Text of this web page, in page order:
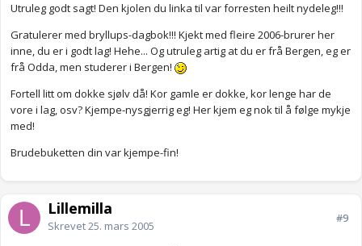
Utruleg godt sagt! Den kjolen du linka til var forresten heilt nydeleg!!!
Gratulerer med bryllups-dagbok!!! Kjekt med fleire 2006-brurer her
inne, du er i godt lag! Hehe... Og utruleg artig at du er frå Bergen, eg er
frå Odda, men studerer i Bergen!
Fortell litt om dokke sjølv då! Kor gamle er dokke, kor lenge har de
vore i lag, osv? Kjempe-nysgjerrig eg! Her kjem eg nok til å følge mykje
med!
Brudebuketten din var kjempe-fin!
Lillemilla
Skrevet25. mars 2005
#9